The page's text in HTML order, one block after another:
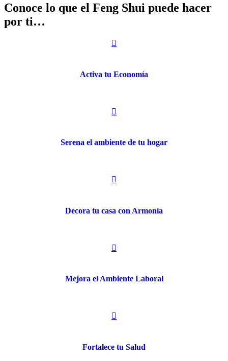
Conoce lo que el Feng Shui puede hacer
por ti…

Activa tu Economía

Serena el ambiente de tu hogar

Decora tu casa con Armonía

Mejora el Ambiente Laboral

Fortalece tu Salud